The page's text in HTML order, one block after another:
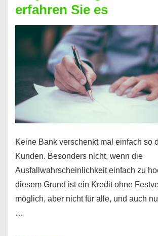
nicht
nur
für
Handy
möglich!
erfahren Sie es
Keine Bank verschenkt mal einfach so
Kunden. Besonders nicht, wenn die
Ausfallwahrscheinlichkeit einfach zu
diesem Grund ist ein Kredit ohne
möglich, aber nicht für alle, und auch
…